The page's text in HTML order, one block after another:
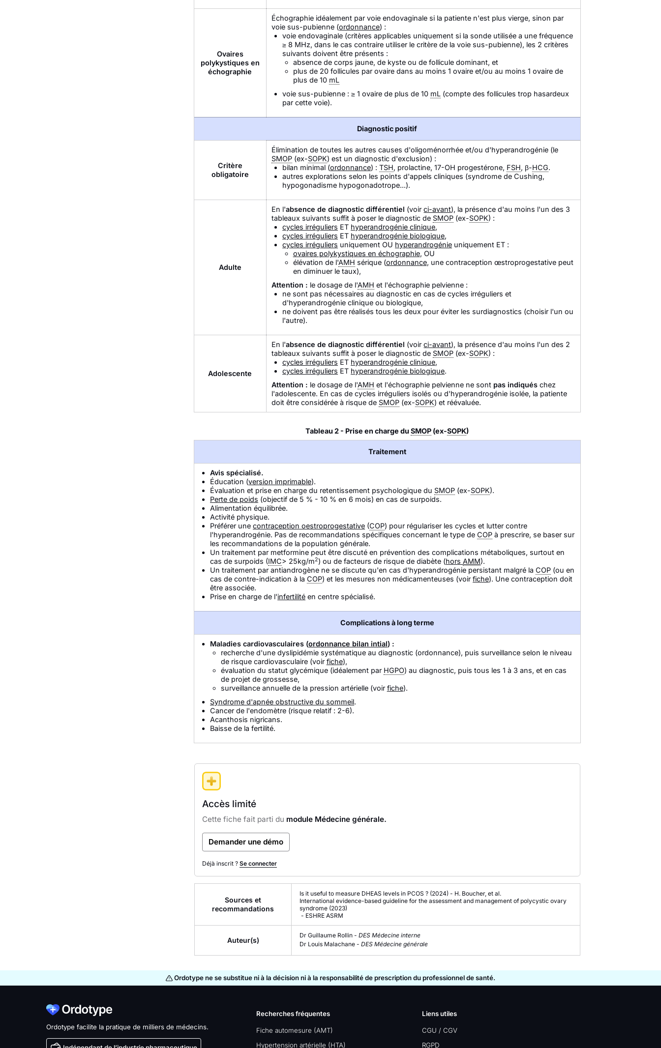
Ovaires
polykystiques en
échographie
Échographie idéalement par voie endovaginale si la patiente n'est plus vierge, sinon par
voie sus-pubienne (ordonnance) :
voie endovaginale (critères applicables uniquement si la sonde utilisée a une fréquence
≥ 8 MHz, dans le cas contraire utiliser le critère de la voie sus-pubienne), les 2 critères
suivants doivent être présents :
absence de corps jaune, de kyste ou de follicule dominant, et
plus de 20 follicules par ovaire dans au moins 1 ovaire et/ou au moins 1 ovaire de
plus de 10 mL
voie sus-pubienne : ≥ 1 ovaire de plus de 10 mL (compte des follicules trop hasardeux
par cette voie).
Diagnostic positif
Critère
obligatoire
Élimination de toutes les autres causes d'oligoménorrhée et/ou d'hyperandrogénie (le
SMOP (ex-SOPK) est un diagnostic d'exclusion) :
bilan minimal (ordonnance) :TSH, prolactine, 17-OH progestérone, FSH, β-HCG.
autres explorations selon les points d'appels cliniques (syndrome de Cushing,
hypogonadisme hypogonadotrope...).
Adulte
En l'absence de diagnostic différentiel (voirci-avant), la présence d'au moins l'un des 3
tableaux suivants suffit à poser le diagnostic de SMOP (ex-SOPK) :
cycles irréguliers ET hyperandrogénie clinique,
cycles irréguliers ET hyperandrogénie biologique,
cycles irréguliers uniquement OU hyperandrogénie uniquement ET :
ovaires polykystiques en échographie, OU
élévation de l'AMH sérique (ordonnance, une contraception œstroprogestative peut
en diminuer le taux),
Attention : le dosage de l'AMH et l'échographie pelvienne :
ne sont pas nécessaires au diagnostic en cas de cycles irréguliers et
d'hyperandrogénie clinique ou biologique,
ne doivent pas être réalisés tous les deux pour éviter les surdiagnostics (choisir l'un ou
l'autre).
Adolescente
En l'absence de diagnostic différentiel (voirci-avant), la présence d'au moins l'un des 2
tableaux suivants suffit à poser le diagnostic de SMOP (ex-SOPK) :
cycles irréguliers ET hyperandrogénie clinique,
cycles irréguliers ET hyperandrogénie biologique.
Attention : le dosage de l'AMH et l'échographie pelvienne ne sont pas indiqués chez
l'adolescente. En cas de cycles irréguliers isolés ou d'hyperandrogénie isolée, la patiente
doit être considérée à risque de SMOP (ex-SOPK) et réévaluée.
Tableau 2 - Prise en charge duSMOP (ex-SOPK)
Traitement
Avis spécialisé.
Éducation (version imprimable).
Évaluation et prise en charge du retentissement psychologique du SMOP (ex-SOPK).
Perte de poids (objectif de 5 % - 10 % en 6 mois) en cas de surpoids.
Alimentation équilibrée.
Activité physique.
Préférer unecontraception oestroprogestative (COP) pour régulariser les cycles et lutter contre
l'hyperandrogénie. Pas de recommandations spécifiques concernant le type deCOP à prescrire, se baser sur
les recommandations de la population générale.
Un traitement par metformine peut être discuté en prévention des complications métaboliques, surtout en
cas de surpoids (IMC> 25kg/m2) ou de facteurs de risque de diabète (horsAMM).
Un traitement par antiandrogène ne se discute qu'en cas d'hyperandrogénie persistant malgré laCOP (ou en
cas de contre-indication à laCOP) et les mesures non médicamenteuses (voirfiche). Une contraception doit
être associée.
Prise en charge de l'infertilité en centre spécialisé.
Complications à long terme
Maladies cardiovasculaires (ordonnance bilan intial) :
recherche d'une dyslipidémie systématique au diagnostic (ordonnance), puis surveillance selon le niveau
de risque cardiovasculaire (voir fiche),
évaluation du statut glycémique (idéalement par HGPO) au diagnostic, puis tous les 1 à 3 ans, et en cas
de projet de grossesse,
surveillance annuelle de la pression artérielle (voir fiche).
Syndrome d'apnée obstructive du sommeil.
Cancer de l'endomètre (risque relatif : 2-6).
Acanthosis nigricans.
Baisse de la fertilité.
Accès limité
Cette fiche fait parti du module Médecine générale.
Demander une démo
Déjà inscrit ? Se connecter
Sources et
recommandations
Is it useful to measure DHEAS levels in PCOS ? (2024) - H. Boucher, et al.
International evidence-based guideline for the assessment and management of polycystic ovary
syndrome (2023)
- ESHREASRM
Auteur(s)
Dr Guillaume Rollin -DES Médecine interne
Dr Louis Malachane -DES Médecine générale
Ordotype ne se substitue ni à la décision ni à la responsabilité de prescription du professionnel de santé.
Ordotype facilite la pratique de milliers de médecins.
Recherches fréquentes
Fiche automesure (AMT)
Hypertension artérielle (HTA)
Liens utiles
CGU / CGV
RGPD